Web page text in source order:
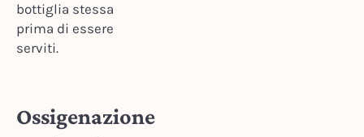
bottiglia stessa
prima di essere
serviti.
Ossigenazione